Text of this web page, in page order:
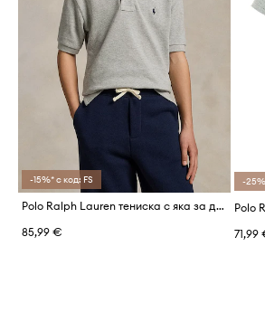
-15%* с код: FS
Polo Ralph Lauren тениска с яка за деца от памук
85,99 €
-
71,99